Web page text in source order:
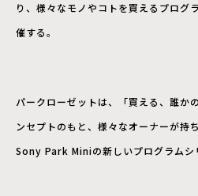
り、様々なモノやコトを買えるプログ
催する。
パークローゼットは、「買える、誰か
ンセプトのもと、様々なオーナーが持
Sony Park Miniの新しいプログラムシ